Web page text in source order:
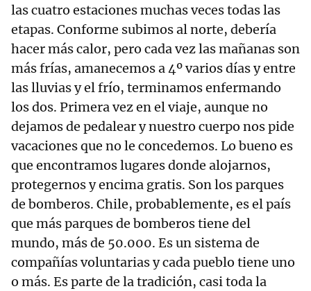
las cuatro estaciones muchas veces todas las
etapas. Conforme subimos al norte, debería
hacer más calor, pero cada vez las mañanas son
más frías, amanecemos a 4º varios días y entre
las lluvias y el frío, terminamos enfermando
los dos. Primera vez en el viaje, aunque no
dejamos de pedalear y nuestro cuerpo nos pide
vacaciones que no le concedemos. Lo bueno es
que encontramos lugares donde alojarnos,
protegernos y encima gratis. Son los parques
de bomberos. Chile, probablemente, es el país
que más parques de bomberos tiene del
mundo, más de 50.000. Es un sistema de
compañías voluntarias y cada pueblo tiene uno
o más. Es parte de la tradición, casi toda la